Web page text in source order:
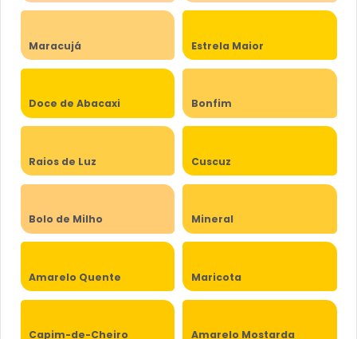
Maracujá Estrela Maior
Doce de Abacaxi Bonfim
Raios de Luz Cuscuz
Bolo de Milho Mineral
Amarelo Quente Maricota
Capim-de-Cheiro Amarelo Mostarda